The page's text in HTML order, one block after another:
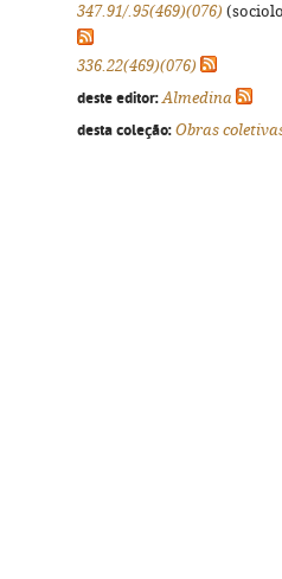
347.91/.95(469)(076)
336.22(469)(076)
deste editor: Almedina
desta coleção: Obras